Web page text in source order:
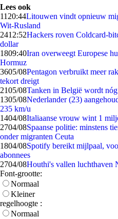
Lees ook
11 20:44Litouwen vindt opnieuw
Wit-Rusland
2412:52Hackers roven Coldcard-
dollar
1809:40Iran overweegt Europese
Hormuz
3605/08Pentagon verbruikt meer
tekort dreigt
2105/08Tanken in België wordt
1305/08Nederlander (23)
235 km/u
1404/08Italiaanse vrouw wint 1
2704/08Spaanse politie: minstens
onder migranten Ceuta
1804/08Spotify bereikt mijlpaal,
abonnees
2704/08Houthi's vallen luchthaven
Font-grootte:
Normaal
Kleiner
regelhoogte :
Normaal